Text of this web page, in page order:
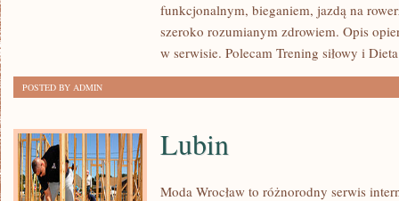
funkcjonalnym, bieganiem, jazdą na
szeroko rozumianym zdrowiem. Opis
w serwisie. Polecam Trening siłowy i
POSTED BY ADMIN
Lubin
Moda Wrocław to różnorodny serwis